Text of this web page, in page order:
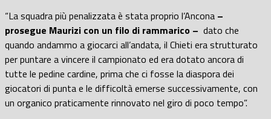
“La squadra più penalizzata è stata proprio l’Ancona –
prosegue Maurizi con un filo di rammarico – dato che
quando andammo a giocarci all’andata, il Chieti era strutturato
per puntare a vincere il campionato ed era dotato ancora di
tutte le pedine cardine, prima che ci fosse la diaspora dei
giocatori di punta e le difficoltà emerse successivamente, con
un organico praticamente rinnovato nel giro di poco tempo”.